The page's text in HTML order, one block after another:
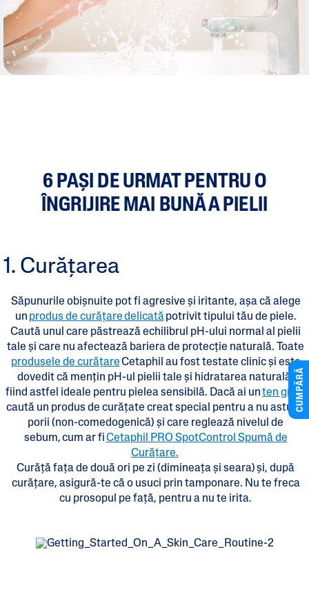
6 PAȘI DE URMAT PENTRU O
ÎNGRIJIRE MAI BUNĂ A PIELII
1. Curățarea
Săpunurile obișnuite pot fi agresive și iritante, așa că alege
un produs de curățare delicatăpotrivit tipului tău de piele.
Caută unul care păstrează echilibrul pH-ului normal al pielii
tale și care nu afectează bariera de protecție naturală. Toate
produsele de curățareCetaphil au fost testate clinic și este
dovedit că mențin pH-ul pielii tale și hidratarea naturală,
fiind astfel ideale pentru pielea sensibilă. Dacă ai unten gras
caută un produs de curățate creat special pentru a nu astupa
porii (non-comedogenică) și care reglează nivelul de
sebum, cum ar fiCetaphil PRO SpotControl Spumă de
Curățare.
Curăță fața de două ori pe zi (dimineața și seara) și, după
curățare, asigură-te că o usuci prin tamponare. Nu te freca
cu prosopul pe față, pentru a nu te irita.
CUMPĂRĂ